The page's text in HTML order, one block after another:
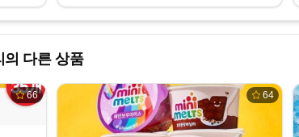
의 다른 상품
66 64